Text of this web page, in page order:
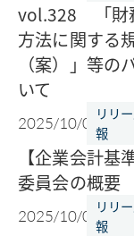
vol.328 「財
方法に関する
（案）」等
いて
2025/10/07
リリ
報
【企業会計
委員会の概要
2025/10/07
リリ
報